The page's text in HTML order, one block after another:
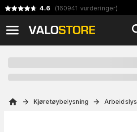
4.6 (160941 vurderinger)
Kjøretøybelysning Arbeidslys